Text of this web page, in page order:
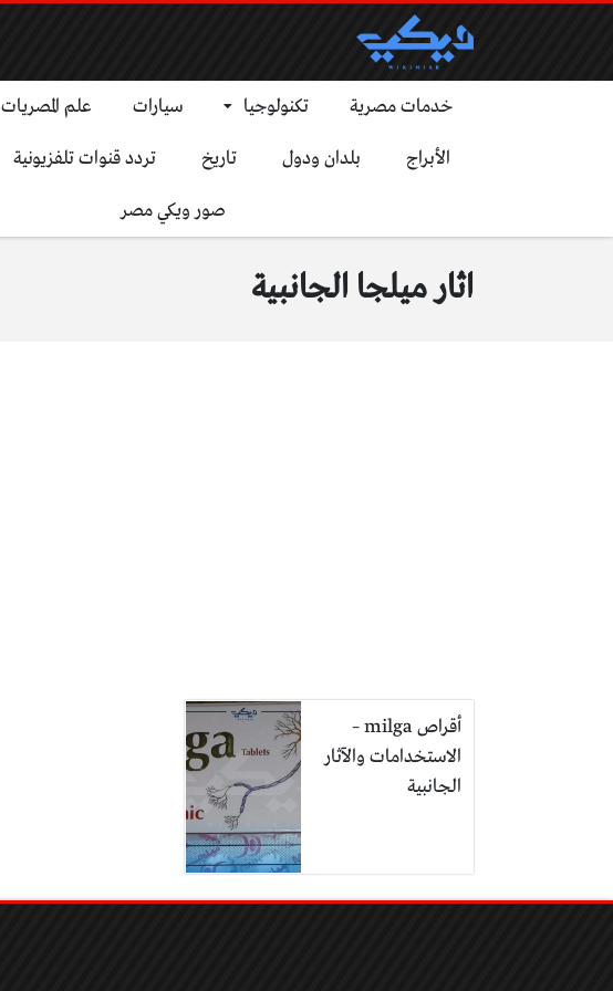
خدمات مصرية تكنولوجيا سيارات علم المصريات
الأبراج بلدان ودول تاريخ تردد قنوات تلفزيونية
صور ويكي مصر
اثار ميلجا الجانبية
أقراص milga –
الاستخدامات والآثار
الجانبية